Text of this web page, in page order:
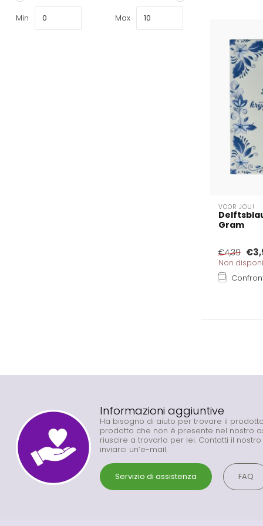
Min Max
VOOR JOU!
Gram
€4,39
Non
Informazioni aggiuntive
Ha bisogno di aiuto per trovare il
prodotto che non è presente nel nostro
riuscire a trovarlo per lei. Contatti il
inviarci un’e-mail.
Servizio di assistenza FAQ